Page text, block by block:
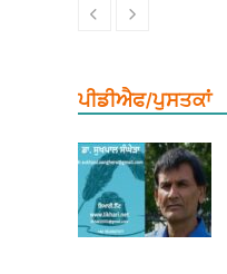
ਪੀਡੀਐਫ/ਪੁਸਤਕਾਂ